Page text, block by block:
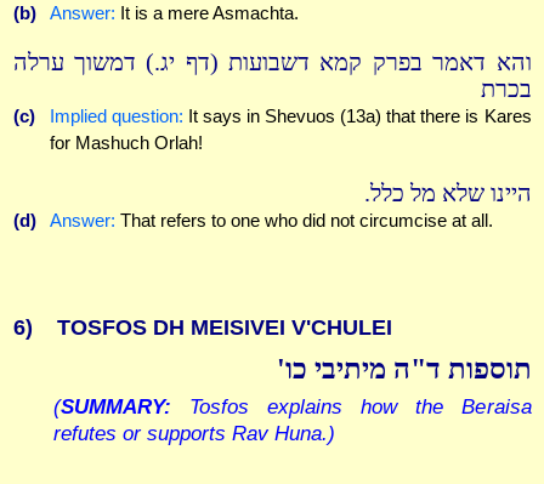
(b) Answer: It is a mere Asmachta.
והא דאמר בפרק קמא דשבועות (דף יג.) דמשוך ערלה
בכרת
(c) Implied question: It says in Shevuos (13a) that there is Kares
for Mashuch Orlah!
היינו שלא מל כלל.
(d) Answer: That refers to one who did not circumcise at all.
6) TOSFOS DH MEISIVEI V'CHULEI
תוספות ד"ה מיתיבי כו'
(SUMMARY: Tosfos explains how the Beraisa
refutes or supports Rav Huna.)